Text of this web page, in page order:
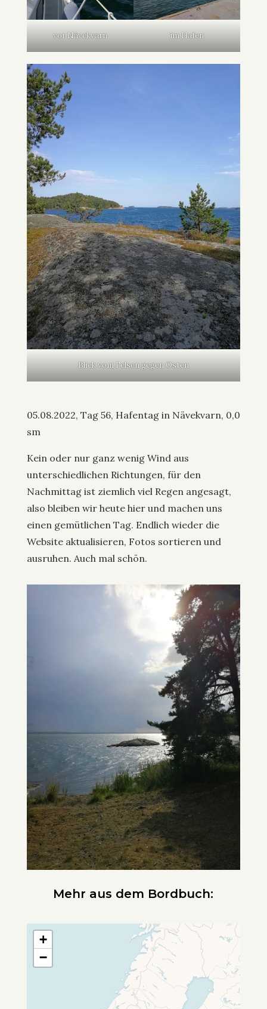
vor Nävekvarn im Hafen
Blick vom Felsen gegen Osten
05.08.2022, Tag 56, Hafentag in Nävekvarn, 0,0
sm
Kein oder nur ganz wenig Wind aus
unterschiedlichen Richtungen, für den
Nachmittag ist ziemlich viel Regen angesagt,
also bleiben wir heute hier und machen uns
einen gemütlichen Tag. Endlich wieder die
Website aktualisieren, Fotos sortieren und
ausruhen. Auch mal schön.
Mehr aus dem Bordbuch:
+
−